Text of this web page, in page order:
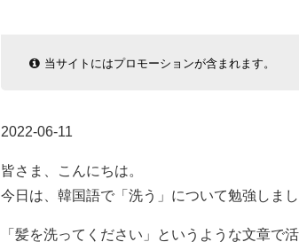
当サイトにはプロモーションが含まれます。
2022-06-11
皆さま、こんにちは。
今日は、韓国語で「洗う」について勉強しまし
「髪を洗ってください」というような文章で